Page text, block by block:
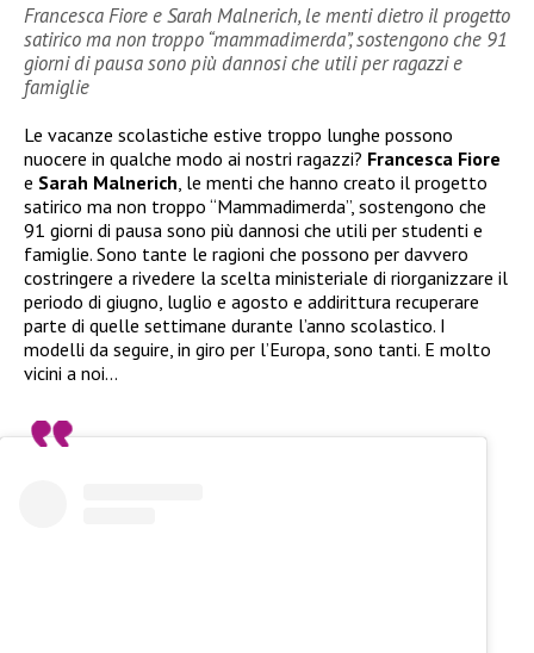
Francesca Fiore e Sarah Malnerich, le menti dietro il progetto
satirico ma non troppo “mammadimerda”, sostengono che 91
giorni di pausa sono più dannosi che utili per ragazzi e
famiglie
Le vacanze scolastiche estive troppo lunghe possono
nuocere in qualche modo ai nostri ragazzi? Francesca Fiore
e Sarah Malnerich , le menti che hanno creato il progetto
satirico ma non troppo “Mammadimerda”, sostengono che
91 giorni di pausa sono più dannosi che utili per studenti e
famiglie. Sono tante le ragioni che possono per davvero
costringere a rivedere la scelta ministeriale di riorganizzare il
periodo di giugno, luglio e agosto e addirittura recuperare
parte di quelle settimane durante l’anno scolastico. I
modelli da seguire, in giro per l’Europa, sono tanti. E molto
vicini a noi…